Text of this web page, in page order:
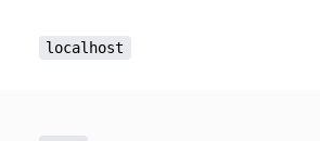
localhost